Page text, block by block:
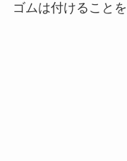
ゴムは付けること